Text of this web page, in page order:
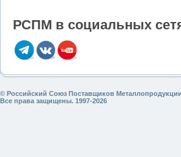
РСПМ в социальных
© Российский Союз Поставщиков Металлопродукции
Все права защищены. 1997-2026